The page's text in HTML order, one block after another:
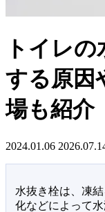
トイレ
する原因
場も紹介
2024.01.06
水抜き栓は、凍
化などによって